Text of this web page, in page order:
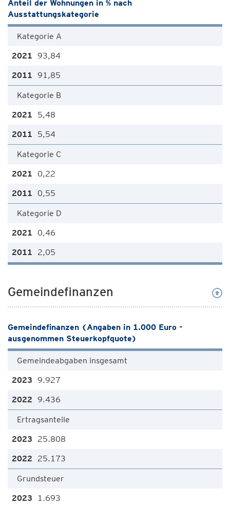
Anteil der Wohnungen in % nach
Ausstattungskategorie
Kategorie A
93,84
91,85
Kategorie B
5,48
5,54
Kategorie C
0,22
0,55
Kategorie D
0,46
2,05
Gemeindefinanzen
Gemeindefinanzen (Angaben in 1.000 Euro -
ausgenommen Steuerkopfquote)
Gemeindeabgaben insgesamt
9.927
9.436
Ertragsanteile
25.808
25.173
Grundsteuer
1.693